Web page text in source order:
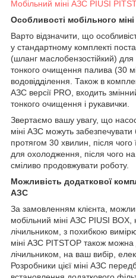
Мобільний міні АЗС PIUSI
Особливості мобільного
Варто відзначити, що
у стандартному комплекті
(шланг маслобензостійкий) для
тонкого очищення палива (30
водовідділення. Також в
АЗС версії PRO, входить
тонкого очищення і рукавички.
Звертаємо вашу увагу, що
міні АЗС можуть
протягом 30 хвилин, після чого
для охолодження, після чого
сміливо продовжувати роботу.
Можливість додаткової
АЗС
За замовленням клієнта,
мобільний міні АЗС PIUSI
лічильником, з похибкою
міні АЗС PITSTOP також можна
лічильником, на ваш вибір,
Розробники цієї міні АЗС